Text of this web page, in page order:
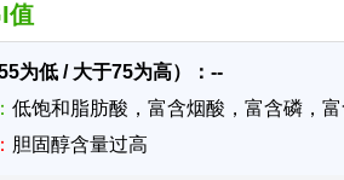
值
为低 / 大于75为高）：--
低饱和脂肪酸，富含烟酸，富含磷，
胆固醇含量过高